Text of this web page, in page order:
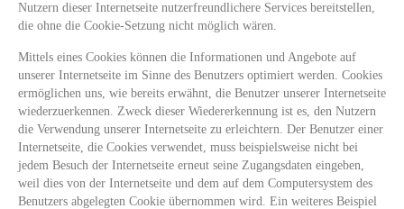
Nutzern dieser Internetseite nutzerfreundlichere Services bereitstellen,
die ohne die Cookie-Setzung nicht möglich wären.
Mittels eines Cookies können die Informationen und Angebote auf
unserer Internetseite im Sinne des Benutzers optimiert werden. Cookies
ermöglichen uns, wie bereits erwähnt, die Benutzer unserer Internetseite
wiederzuerkennen. Zweck dieser Wiedererkennung ist es, den Nutzern
die Verwendung unserer Internetseite zu erleichtern. Der Benutzer einer
Internetseite, die Cookies verwendet, muss beispielsweise nicht bei
jedem Besuch der Internetseite erneut seine Zugangsdaten eingeben,
weil dies von der Internetseite und dem auf dem Computersystem des
Benutzers abgelegten Cookie übernommen wird. Ein weiteres Beispiel